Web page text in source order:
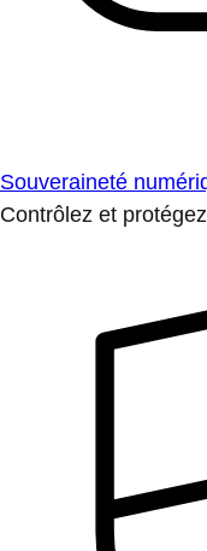
Souveraineté
Contrôlez et